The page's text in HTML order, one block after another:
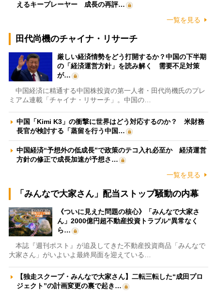
えるキープレーヤー 成長の再評…
一覧を見る
田代尚機のチャイナ・リサーチ
厳しい経済情勢をどう打開するか？中国の下半期
の「経済運営方針」を読み解く 需要不足対策
が…
中国経済に精通する中国株投資の第一人者・田代尚機氏のプレ
ミアム連載「チャイナ・リサーチ」。中国の…
中国「Kimi K3」の衝撃に世界はどう対応するのか？ 米財務
長官が検討する「蒸留を行う中国…
中国経済“予想外の低成長”で政策のテコ入れ必至か 経済運営
方針の修正で成長加速が予想さ…
一覧を見る
「みんなで大家さん」配当ストップ騒動の内幕
《ついに見えた問題の核心》「みんなで大家さ
ん」2000億円超不動産投資トラブル“異常なく
ら…
本誌『週刊ポスト』が追及してきた不動産投資商品「みんなで
大家さん」がいよいよ最終局面を迎えている…
【独走スクープ・みんなで大家さん】二転三転した“成田プロ
ジェクト”の計画変更の裏で起き…